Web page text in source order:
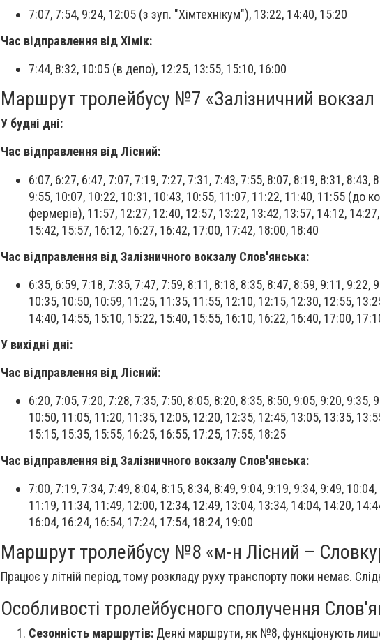
7:07, 7:54, 9:24, 12:05 (з зуп. "Хімтехнікум"), 13:22, 14:40, 15:20
Час відправлення від Хімік:
7:44, 8:32, 10:05 (в депо), 12:25, 13:55, 15:10, 16:00
Маршрут тролейбусу №7 «Залізничний вокзал
У будні дні:
Час відправлення від Лісний:
6:07, 6:27, 6:47, 7:07, 7:19, 7:27, 7:31, 7:43, 7:55, 8:07, 8:19, 8:31, 8:43,
9:55, 10:07, 10:22, 10:31, 10:43, 10:55, 11:07, 11:22, 11:40, 11:55 (до
фермерів), 11:57, 12:27, 12:40, 12:57, 13:22, 13:42, 13:57, 14:12,
15:42, 15:57, 16:12, 16:27, 16:42, 17:00, 17:42, 18:00, 18:40
Час відправлення від Залізничного вокзалу Слов'янська:
6:35, 6:59, 7:18, 7:35, 7:47, 7:59, 8:11, 8:18, 8:35, 8:47, 8:59, 9:11, 9:22,
10:35, 10:50, 10:59, 11:25, 11:35, 11:55, 12:10, 12:15, 12:30, 12:55,
14:40, 14:55, 15:10, 15:22, 15:40, 15:55, 16:10, 16:22, 16:40, 17:00,
У вихідні дні:
Час відправлення від Лісний:
6:20, 7:05, 7:20, 7:28, 7:35, 7:50, 8:05, 8:20, 8:35, 8:50, 9:05, 9:20, 9:35,
10:50, 11:05, 11:20, 11:35, 12:05, 12:20, 12:35, 12:45, 13:05, 13:35,
15:15, 15:35, 15:55, 16:25, 16:55, 17:25, 17:55, 18:25
Час відправлення від Залізничного вокзалу Слов'янська:
7:00, 7:19, 7:34, 7:49, 8:04, 8:15, 8:34, 8:49, 9:04, 9:19, 9:34, 9:49,
11:19, 11:34, 11:49, 12:00, 12:34, 12:49, 13:04, 13:34, 14:04, 14:20,
16:04, 16:24, 16:54, 17:24, 17:54, 18:24, 19:00
Маршрут тролейбусу №8 «м-н Лісний –
Працює у літній період, тому розкладу руху транспорту поки немає.
Особливості тролейбусного сполучення
Сезонність маршрутів: Деякі маршрути, як №8, функціонують